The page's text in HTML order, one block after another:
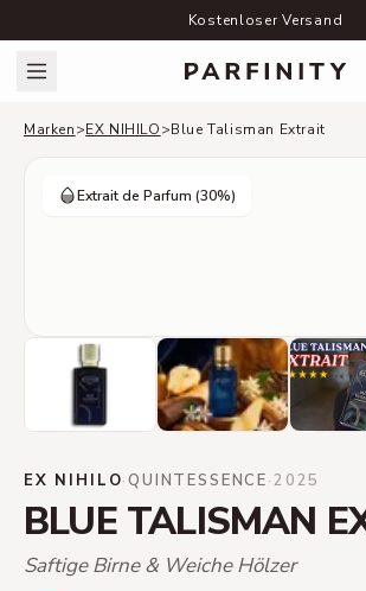
Kostenloser Versand
Marken>EX NIHILO>Blue Talisman Extrait
Extrait de Parfum (30%)
EX NIHILO·QUINTESSENCE·2025
BLUE TALISMAN
Saftige Birne & Weiche Hölzer